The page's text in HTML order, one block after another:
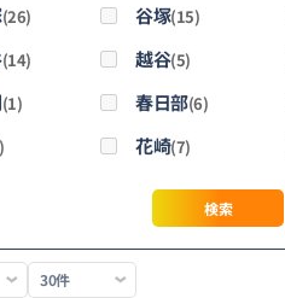
(26) 谷塚(15)
(14) 越谷(5)
(1) 春日部(6)
花崎(7)
検索